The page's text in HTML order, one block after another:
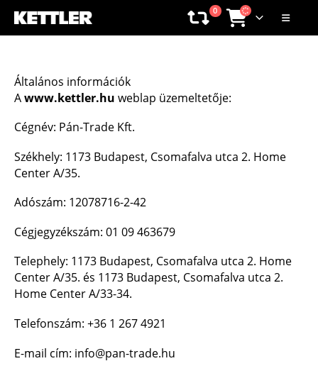
0
Általános információk
Awww.kettler.hu weblap üzemeltetője:
Cégnév: Pán-Trade Kft.
Székhely: 1173 Budapest, Csomafalva utca 2. Home
Center A/35.
Adószám: 12078716-2-42
Cégjegyzékszám: 01 09 463679
Telephely: 1173 Budapest, Csomafalva utca 2. Home
Center A/35. és 1173 Budapest, Csomafalva utca 2.
Home Center A/33-34.
Telefonszám: +36 1 267 4921
E-mail cím: info@pan-trade.hu